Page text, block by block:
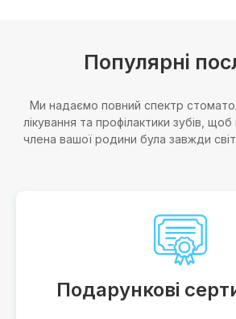
Популярні
Ми надаємо повний спектр
лікування та профілактики зубів,
члена вашої родини була завжди
Подарункові